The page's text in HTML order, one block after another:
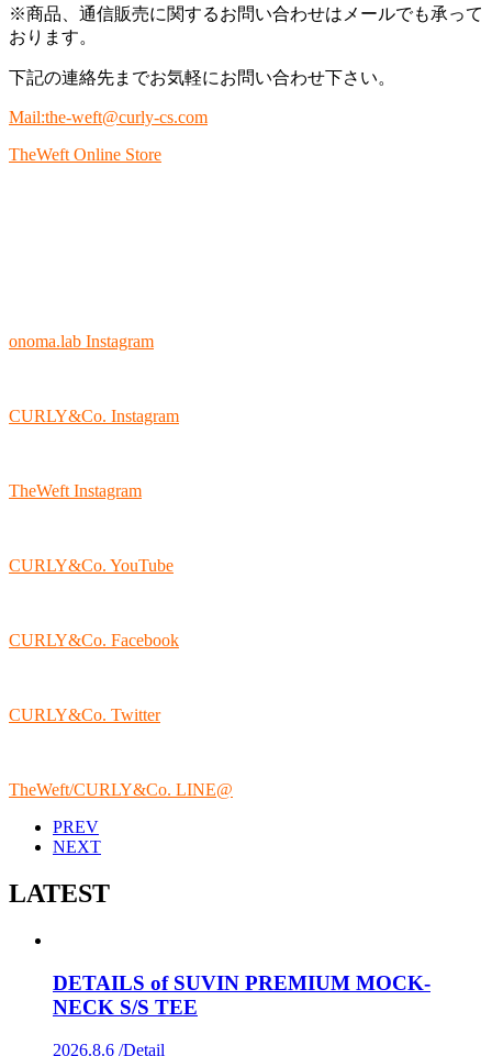
※商品、通信販売に関するお問い合わせはメールでも承って
おります。
下記の連絡先までお気軽にお問い合わせ下さい。
Mail:the-weft@curly-cs.com
TheWeft Online Store
onoma.lab Instagram
CURLY&Co. Instagram
TheWeft Instagram
CURLY&Co. YouTube
CURLY&Co. Facebook
CURLY&Co. Twitter
TheWeft/CURLY&Co. LINE@
PREV
NEXT
LATEST
DETAILS of SUVIN PREMIUM MOCK-
NECK S/S TEE
2026.8.6 /Detail